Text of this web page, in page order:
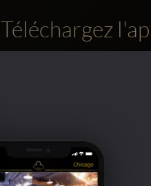
Téléchargez